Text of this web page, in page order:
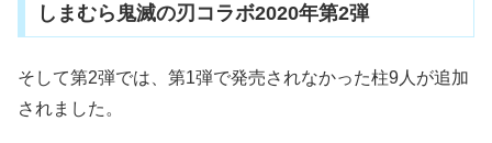
しまむら鬼滅の刃コラボ2020年第2弾
そして第2弾では、第1弾で発売されなかった柱9人が追加
されました。